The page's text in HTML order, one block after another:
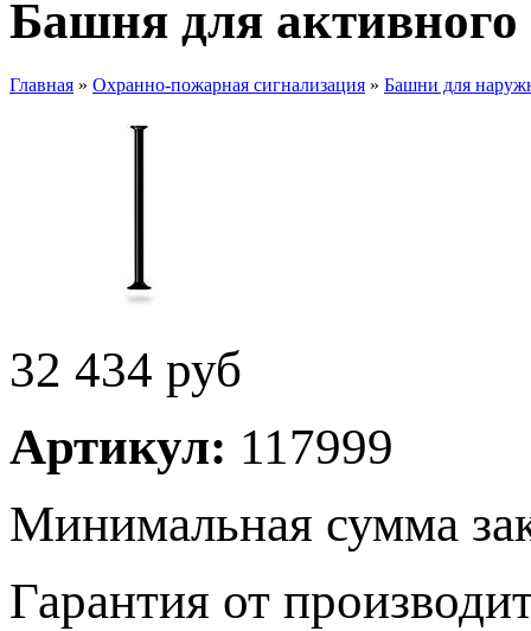
Башня для активного
Главная » Охранно-пожарная сигнализация » Башни для
32 434 руб
Артикул: 117999
Минимальная сумма
Гарантия от